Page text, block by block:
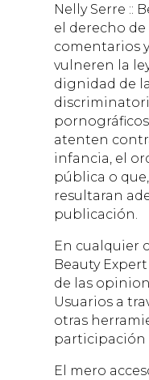
Nelly Serre ::
el derecho
comentarios
vulneren la
dignidad de
atenten
infancia, el
pública o
resultaran
publicación.
En cualquier
Beauty Expert
de las
Usuarios a
otras
participación
El mero